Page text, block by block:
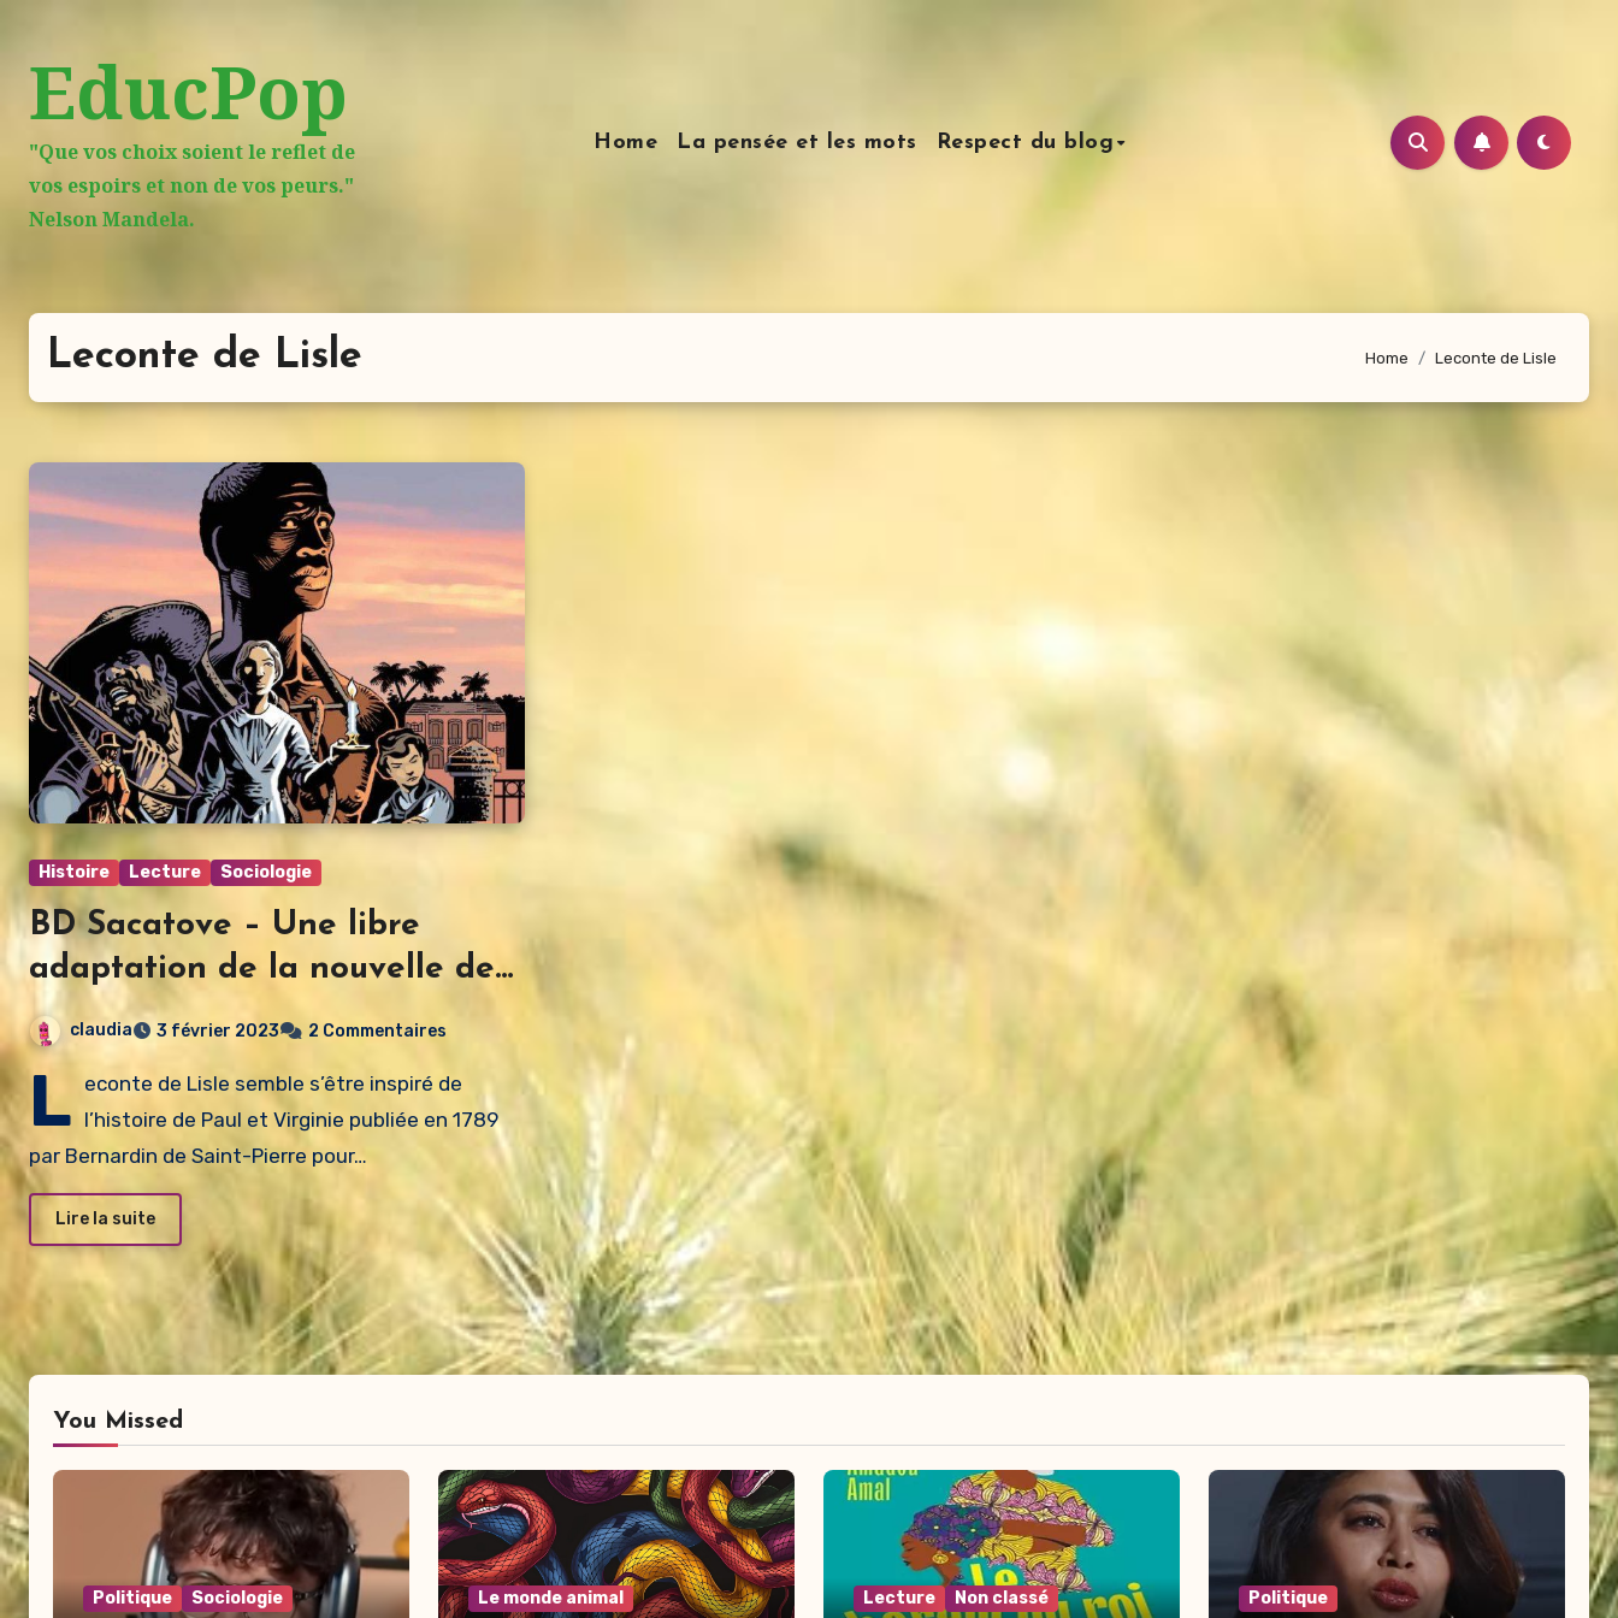
contenu
principal
EducPop
"Que vos choix soient le reflet de
vos espoirs et non de vos peurs."
Nelson Mandela.
Home La pensée et les mots Respect du blog
Leconte de Lisle Home Leconte de Lisle
Histoire Lecture Sociologie
BD Sacatove – Une libre
adaptation de la nouvelle de
Leconte de Lisle, Mélinat
Payet, Olivier Giraud
claudia 3 février 2023 2 Commentaires
L econte de Lisle semble s’être inspiré de
l’histoire de Paul et Virginie publiée en 1789
par Bernardin de Saint-Pierre pour…
Lire la suite
You Missed
Politique Sociologie Le monde animal Lecture Non classé Politique